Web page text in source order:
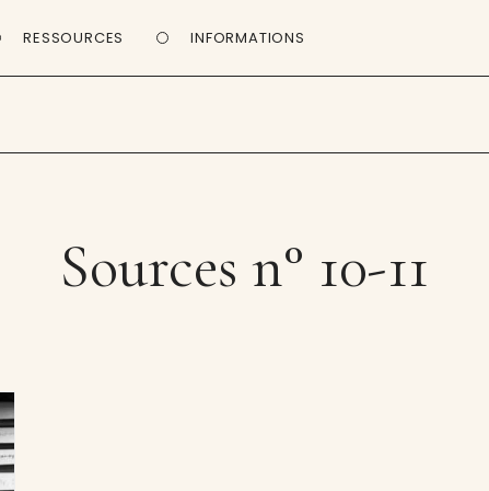
RESSOURCES INFORMATIONS
Sources n° 10-11